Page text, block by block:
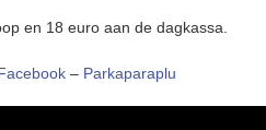
en 18 euro aan de dagkassa.
– Parkaparaplu